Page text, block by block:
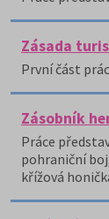
Zásada
První část
Zásobník
Práce
pohraniční
křížová